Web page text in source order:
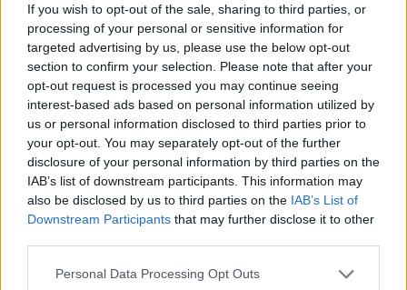
If you wish to opt-out of the sale, sharing to third parties, or
processing of your personal or sensitive information for
targeted advertising by us, please use the below opt-out
section to confirm your selection. Please note that after your
opt-out request is processed you may continue seeing
interest-based ads based on personal information utilized by
us or personal information disclosed to third parties prior to
your opt-out. You may separately opt-out of the further
disclosure of your personal information by third parties on the
IAB’s list of downstream participants. This information may
also be disclosed by us to third parties on the IAB’s List of
Downstream Participants that may further disclose it to other
Please note that this website/app uses one or more Google
Personal Data Processing Opt Outs
αναφερθεί τραυματισμοί. Οι εικόνες που
μεταδόθηκαν αναδεικνύουν το χάος που
επικρατεί στο σημείο, καθώς δεκάδες
βαγόνιαέχουν πέσει το ένα πάνω στο άλλο,
ενώ κάποια από αυτά, έπεσαν στο ποτάμι.
Norfolk Southern freight train derails
in Pennsylvania pushing carriages
into river just days after it was
revealed CEO got 37 percent pay rise
to $13.4 MILLION and one year after
East Palestine railway disaster